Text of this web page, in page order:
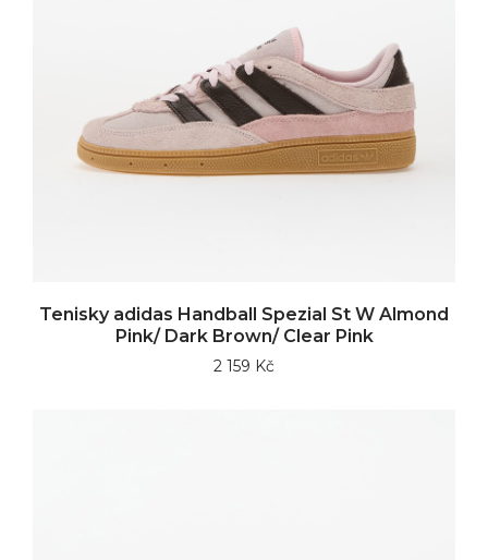
Tenisky adidas Handball Spezial St W Almond
Pink/ Dark Brown/ Clear Pink
2 159 Kč